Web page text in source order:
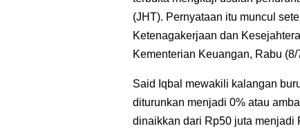
(JHT). Pernyataan itu muncul
Ketenagakerjaan dan
Kementerian Keuangan, Rabu (8/
Said Iqbal mewakili kalangan
diturunkan menjadi 0% atau
dinaikkan dari Rp50 juta menjadi